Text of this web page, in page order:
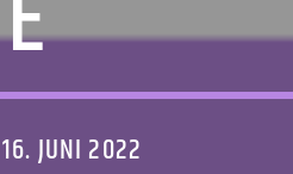
JUNI 2022